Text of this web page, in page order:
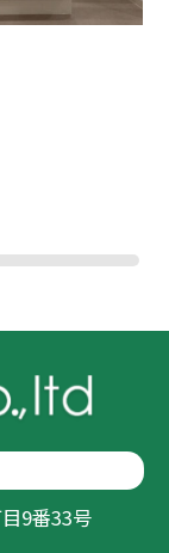
9番33号